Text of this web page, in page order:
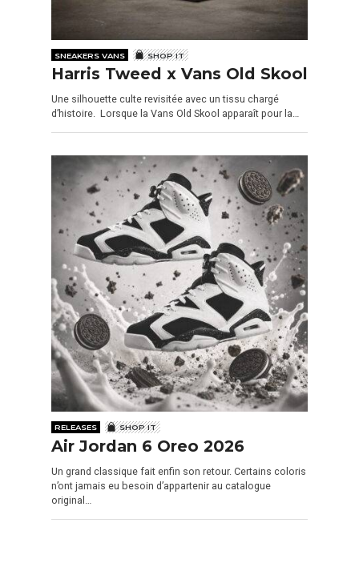
SNEAKERS VANS SHOP IT
Harris Tweed x Vans Old Skool
Une silhouette culte revisitée avec un tissu chargé
d’histoire. Lorsque la Vans Old Skool apparaît pour la…
RELEASES SHOP IT
Air Jordan 6 Oreo 2026
Un grand classique fait enfin son retour. Certains coloris
n’ont jamais eu besoin d’appartenir au catalogue
original…